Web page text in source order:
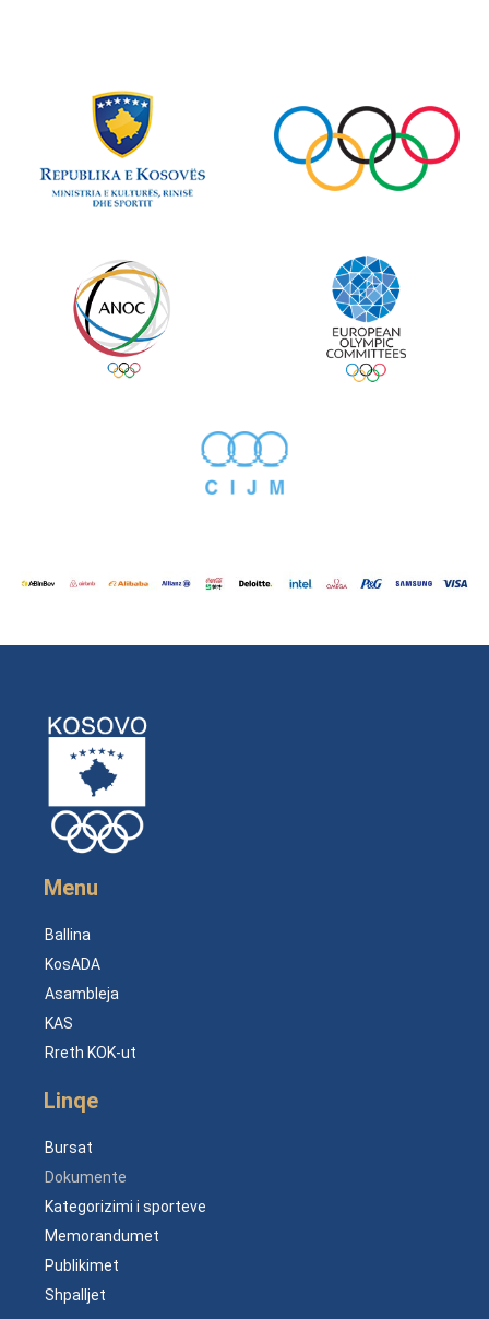
Menu
Ballina
KosADA
Asambleja
KAS
Rreth KOK-ut
Linqe
Bursat
Dokumente
Kategorizimi i sporteve
Memorandumet
Publikimet
Shpalljet